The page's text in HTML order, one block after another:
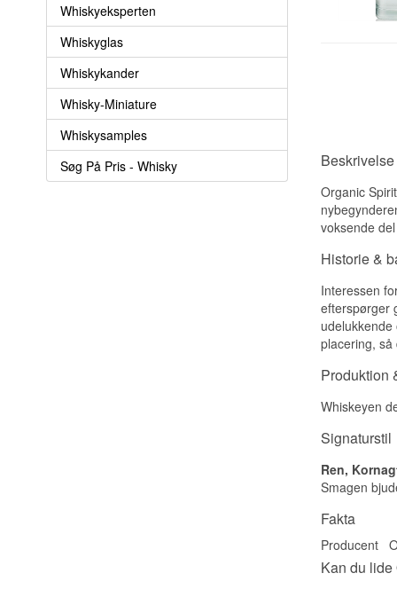
Whiskyeksperten
Whiskyglas
Whiskykander
Whisky-Miniature
Whiskysamples
Søg På Pris - Whisky
Organic
voksende
Historie &
Interessen
efterspørger
placering, så
Produktion
Whiskeyen
Signaturstil
Ren,
Smagen
Fakta
Producent
Kan du